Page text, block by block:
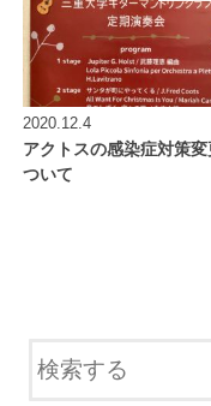
2020.12.4
アクトスの感染症対策変
ついて